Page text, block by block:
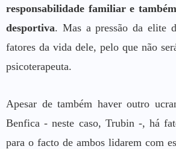
responsabilidade familiar e
desportiva. Mas a pressão da elite
fatores da vida dele, pelo que não
psicoterapeuta.
Apesar de também haver outro
Benfica - neste caso, Trubin -, há
para o facto de ambos lidarem com